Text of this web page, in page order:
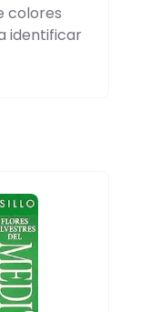
colores
identificar